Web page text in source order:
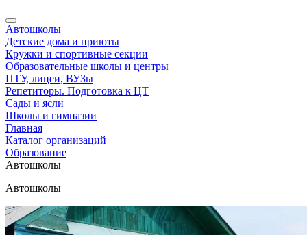
Автошколы
Детские дома и приюты
Кружки и спортивные секции
Образовательные школы и центры
ПТУ, лицеи, ВУЗы
Репетиторы. Подготовка к ЦТ
Сады и ясли
Школы и гимназии
Главная
Каталог организаций
Образование
Автошколы
Автошколы